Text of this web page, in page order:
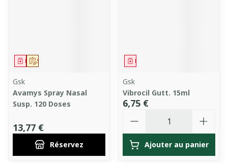
Sur prescription
Médicament
Gsk
Avamys Spray Nasal
Susp. 120 Doses
13,77 €
Réservez
Médicament
Gsk
Vibrocil Gutt. 15ml
6,75 €
Ajouter au panier